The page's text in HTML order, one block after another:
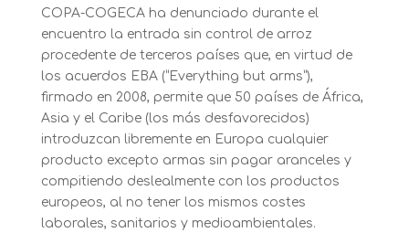
COPA-COGECA ha denunciado durante el
encuentro la entrada sin control de arroz
procedente de terceros países que, en virtud de
los acuerdos EBA (“Everything but arms”),
firmado en 2008, permite que 50 países de África,
Asia y el Caribe (los más desfavorecidos)
introduzcan libremente en Europa cualquier
producto excepto armas sin pagar aranceles y
compitiendo deslealmente con los productos
europeos, al no tener los mismos costes
laborales, sanitarios y medioambientales.